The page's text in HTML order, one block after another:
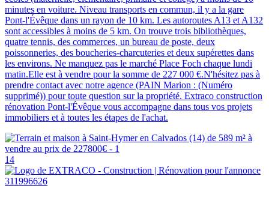
minutes en voiture. Niveau transports en commun, il y a la gare
Pont-l'Évêque dans un rayon de 10 km. Les autoroutes A13 et A132
sont accessibles à moins de 5 km. On trouve trois bibliothèques,
quatre tennis, des commerces, un bureau de poste, deux
poissonneries, des boucheries-charcuteries et deux supérettes dans
les environs. Ne manquez pas le marché Place Foch chaque lundi
matin.Elle est à vendre pour la somme de 227 000 €.N'hésitez pas à
prendre contact avec notre agence (PAIN Marion : (Numéro
supprimé)) pour toute question sur la propriété. Extraco construction
rénovation Pont-l'Évêque vous accompagne dans tous vos projets
immobiliers et à toutes les étapes de l'achat.
14